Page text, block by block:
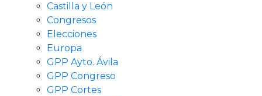
Castilla y León
Congresos
Elecciones
Europa
GPP Ayto. Ávila
GPP Congreso
GPP Cortes